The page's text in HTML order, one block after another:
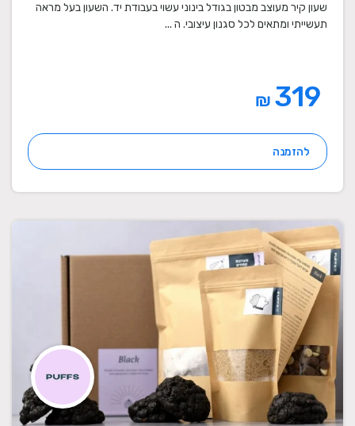
שעון קיר
שעון קיר מעוצב מבטון בגודל בינוני עשוי בעבודת יד. השעון בעל מראה
תעשייתי ומתאים לכל סגנון עיצובי. ה ...
₪
להזמנה